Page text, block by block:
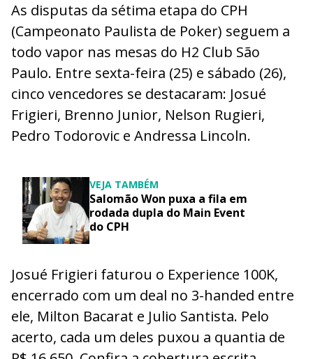
As disputas da sétima etapa do CPH
(Campeonato Paulista de Poker) seguem a
todo vapor nas mesas do H2 Club São
Paulo. Entre sexta-feira (25) e sábado (26),
cinco vencedores se destacaram: Josué
Frigieri, Brenno Junior, Nelson Rugieri,
Pedro Todorovic e Andressa Lincoln.
VEJA TAMBÉM
Salomão Won puxa a fila em
rodada dupla do Main Event
do CPH
Josué Frigieri faturou o Experience 100K,
encerrado com um deal no 3-handed entre
ele, Milton Bacarat e Julio Santista. Pelo
acerto, cada um deles puxou a quantia de